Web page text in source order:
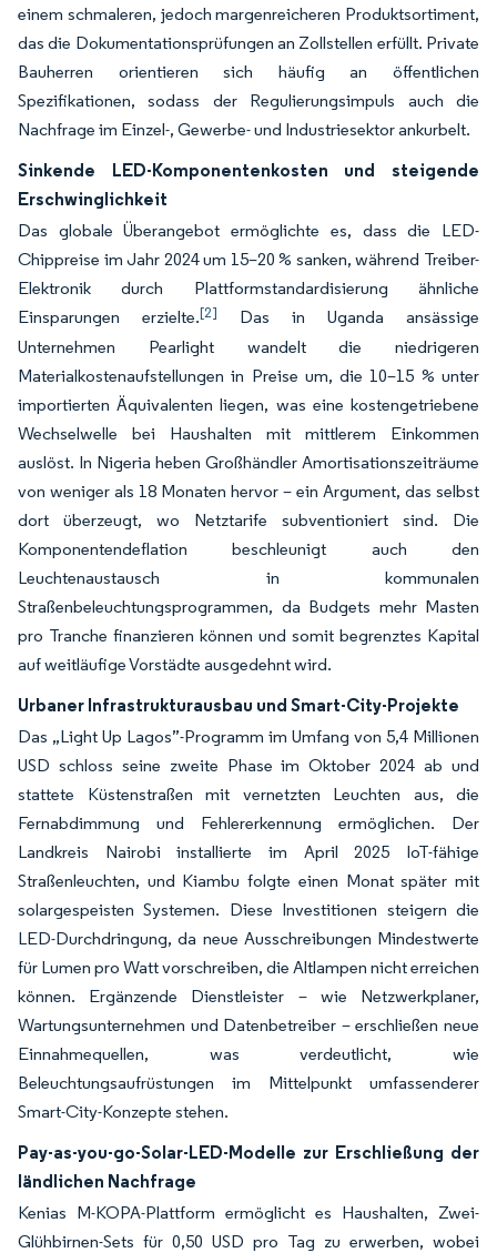
einem schmaleren, jedoch margenreicheren Produktsortiment,
das die Dokumentationsprüfungen an Zollstellen erfüllt. Private
Bauherren orientieren sich häufig an öffentlichen
Spezifikationen, sodass der Regulierungsimpuls auch die
Nachfrage im Einzel-, Gewerbe- und Industriesektor ankurbelt.
Sinkende LED-Komponentenkosten und steigende
Erschwinglichkeit
Das globale Überangebot ermöglichte es, dass die LED-
Chippreise im Jahr 2024 um 15–20 % sanken, während Treiber-
Elektronik durch Plattformstandardisierung ähnliche
Einsparungen erzielte.[2]
Das in Uganda ansässige
Unternehmen Pearlight wandelt die niedrigeren
Materialkostenaufstellungen in Preise um, die 10–15 % unter
importierten Äquivalenten liegen, was eine kostengetriebene
Wechselwelle bei Haushalten mit mittlerem Einkommen
auslöst. In Nigeria heben Großhändler Amortisationszeiträume
von weniger als 18 Monaten hervor – ein Argument, das selbst
dort überzeugt, wo Netztarife subventioniert sind. Die
Komponentendeflation beschleunigt auch den
Leuchtenaustausch in kommunalen
Straßenbeleuchtungsprogrammen, da Budgets mehr Masten
pro Tranche finanzieren können und somit begrenztes Kapital
auf weitläufige Vorstädte ausgedehnt wird.
Urbaner Infrastrukturausbau und Smart-City-Projekte
Das „Light Up Lagos”-Programm im Umfang von 5,4 Millionen
USD schloss seine zweite Phase im Oktober 2024 ab und
stattete Küstenstraßen mit vernetzten Leuchten aus, die
Fernabdimmung und Fehlererkennung ermöglichen. Der
Landkreis Nairobi installierte im April 2025 IoT-fähige
Straßenleuchten, und Kiambu folgte einen Monat später mit
solargespeisten Systemen. Diese Investitionen steigern die
LED-Durchdringung, da neue Ausschreibungen Mindestwerte
für Lumen pro Watt vorschreiben, die Altlampen nicht erreichen
können. Ergänzende Dienstleister – wie Netzwerkplaner,
Wartungsunternehmen und Datenbetreiber – erschließen neue
Einnahmequellen, was verdeutlicht, wie
Beleuchtungsaufrüstungen im Mittelpunkt umfassenderer
Smart-City-Konzepte stehen.
Pay-as-you-go-Solar-LED-Modelle zur Erschließung der
ländlichen Nachfrage
Kenias M-KOPA-Plattform ermöglicht es Haushalten, Zwei-
Glühbirnen-Sets für 0,50 USD pro Tag zu erwerben, wobei